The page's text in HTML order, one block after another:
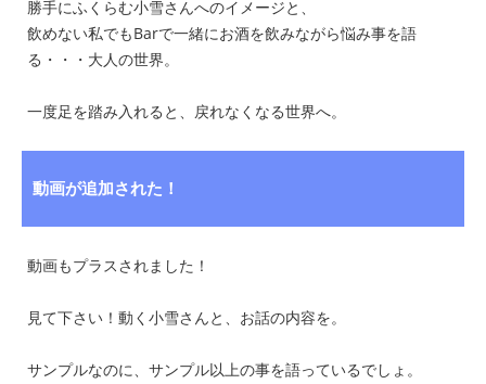
勝手にふくらむ小雪さんへのイメージと、
飲めない私でもBarで一緒にお酒を飲みながら悩み事を語
る・・・大人の世界。
一度足を踏み入れると、戻れなくなる世界へ。
動画が追加された！
動画もプラスされました！
見て下さい！動く小雪さんと、お話の内容を。
サンプルなのに、サンプル以上の事を語っているでしょ。